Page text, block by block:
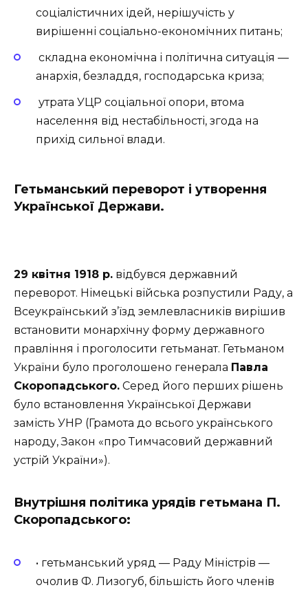
соціалістичних ідей, нерішучість у
вирішенні соціально-економічних питань;
складна економічна і політична ситуація —
анархія, безладдя, господарська криза;
утрата УЦР соціальної опори, втома
населення від нестабільності, згода на
прихід сильної влади.
Гетьманський переворот і утворення
Української Держави.
29 квітня 1918 р. відбувся державний
переворот. Німецькі війська розпустили Раду, а
Всеукраїнський з’їзд землевласників вирішив
встановити монархічну форму державного
правління і проголосити гетьманат. Гетьманом
України було проголошено генерала Павла
Скоропадського. Серед його перших рішень
було встановлення Української Держави
замість УНР (Грамота до всього українського
народу, Закон «про Тимчасовий державний
устрій України»).
Внутрішня політика урядів гетьмана П.
Скоропадського:
• гетьманський уряд — Раду Міністрів —
очолив Ф. Лизогуб, більшість його членів